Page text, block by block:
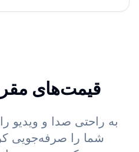
قیمت‌های
به راحتی صدا و ویدیو
شما را صرفه‌جویی